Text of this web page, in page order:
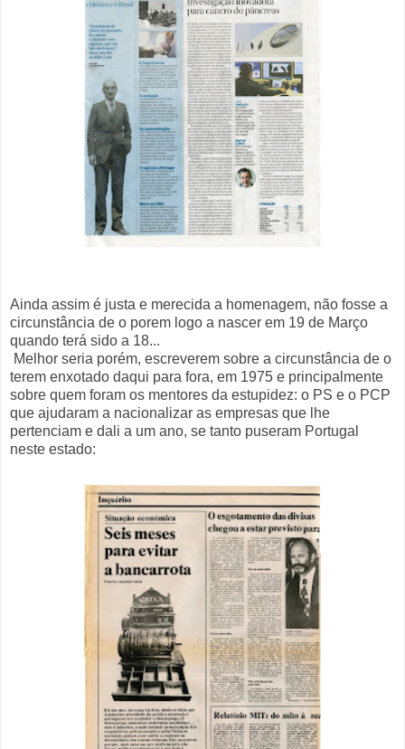
Ainda assim é justa e merecida a homenagem, não fosse a
circunstância de o porem logo a nascer em 19 de Março
quando terá sido a 18...
Melhor seria porém, escreverem sobre a circunstância de o
terem enxotado daqui para fora, em 1975 e principalmente
sobre quem foram os mentores da estupidez: o PS e o PCP
que ajudaram a nacionalizar as empresas que lhe
pertenciam e dali a um ano, se tanto puseram Portugal
neste estado: